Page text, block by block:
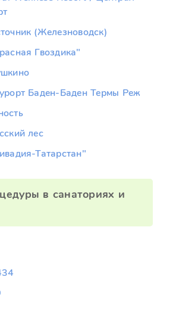
(Железноводск)
Гвоздика"
Баден-Баден Термы Реж
лес
Татарстан"
в санаториях и